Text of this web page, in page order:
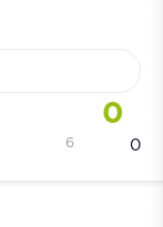
0
0
6